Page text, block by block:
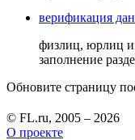
верификация
физлиц, юрлиц
заполнение
Обновите страницу
© FL.ru, 2005 – 2026
О проекте